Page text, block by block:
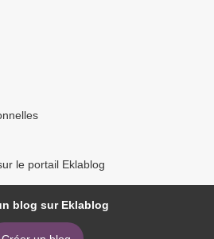
le portail Eklablog
blog sur Eklablog